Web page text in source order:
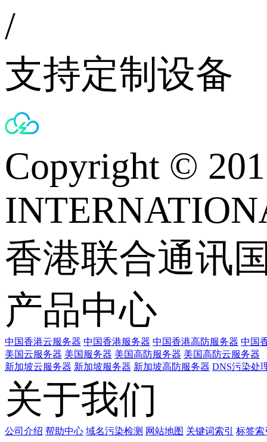
/
支持定制设备
Copyright ©
香港联合通讯
产品中心
中国香港云服务器 中国香港服务器 中国香港高防服务器 中国
美国云服务器 美国服务器 美国高防服务器 美国高防云服务器
新加坡云服务器 新加坡服务器 新加坡高防服务器 DNS污染处
关于我们
公司介绍 帮助中心 域名污染检测 网站地图 关键词索引 标签索